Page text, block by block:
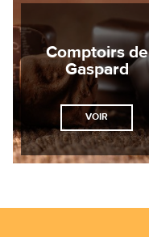
Comptoirs de
Gaspard
VOIR